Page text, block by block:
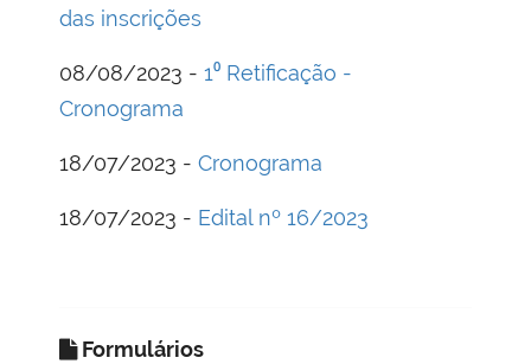
das inscrições
08/08/2023 - 1⁰ Retificação -
Cronograma
18/07/2023 - Cronograma
18/07/2023 - Edital nº 16/2023
Formulários